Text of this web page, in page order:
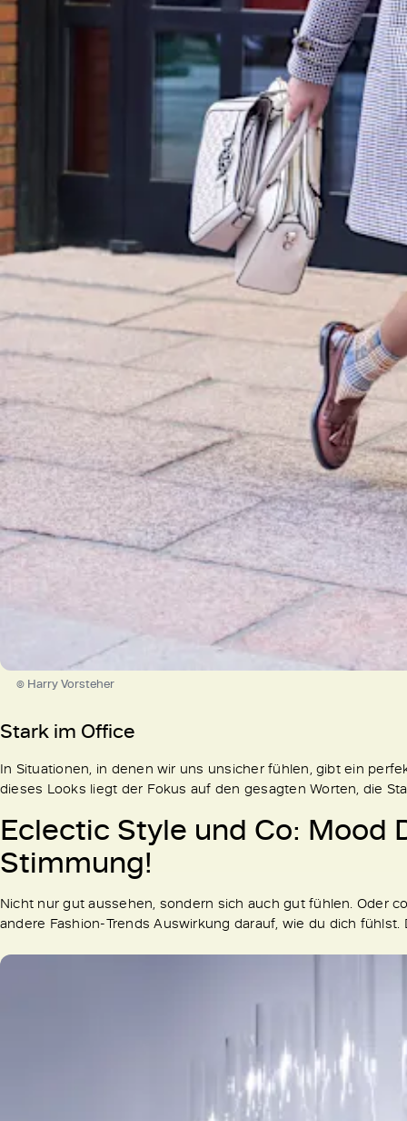
© Harry Vorsteher
Stark im Office
In Situationen, in denen wir uns unsicher fühlen, gibt ein
dieses Looks liegt der Fokus auf den gesagten Worten, die
Eclectic Style und Co: Mood
Stimmung!
Nicht nur gut aussehen, sondern sich auch gut fühlen. Oder
andere Fashion-Trends Auswirkung darauf, wie du dich